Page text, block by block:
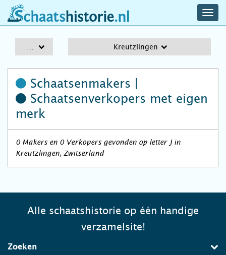
schaatshistorie.nl
Kreutzlingen
Schaatsenmakers |
Schaatsenverkopers met eigen
merk
0 Makers en 0 Verkopers gevonden op letter J in
Kreutzlingen, Zwitserland
Alle schaatshistorie op één handige
verzamelsite!
Zoeken